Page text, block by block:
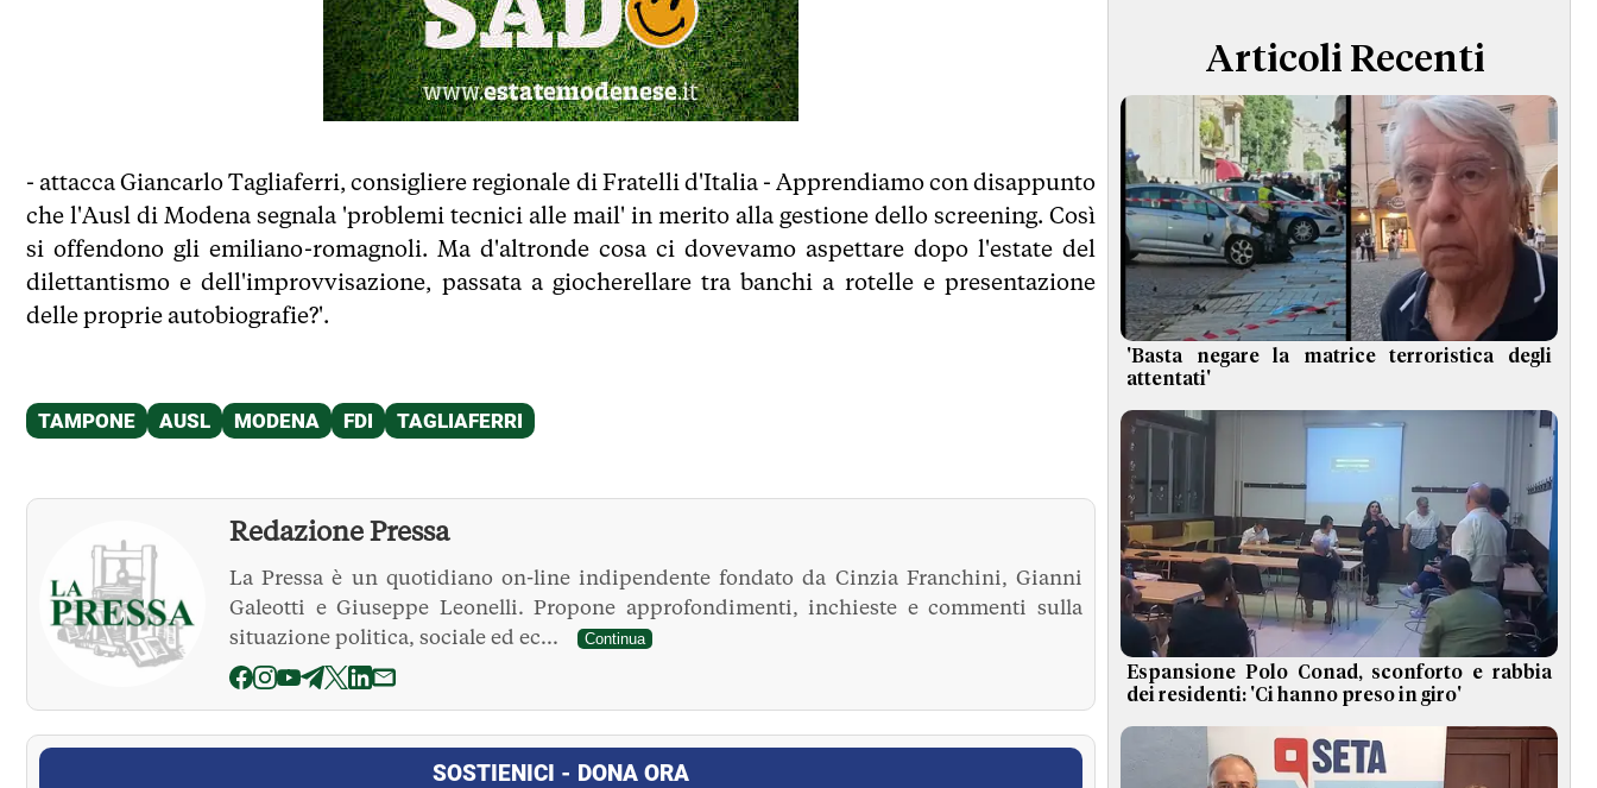
- attacca Giancarlo Tagliaferri, consigliere regionale di Fratelli d'Italia - Apprendiamo con disappunto
che l'Ausl di Modena segnala 'problemi tecnici alle mail' in merito alla gestione dello screening. Così
si offendono gli emiliano-romagnoli. Ma d'altronde cosa ci dovevamo aspettare dopo l'estate del
dilettantismo e dell'improvvisazione, passata a giocherellare tra banchi a rotelle e presentazione
delle proprie autobiografie?'.
Redazione Pressa
La Pressa è un quotidiano on-line indipendente fondato da Cinzia Franchini, Gianni
Galeotti e Giuseppe Leonelli. Propone approfondimenti, inchieste e commenti sulla
situazione politica, sociale ed ec...
Continua
La Pressa
SOSTIENICI - DONA ORA
Articoli Recenti
'Basta negare la matrice terroristica degli
attentati'
Espansione Polo Conad, sconforto e rabbia
dei residenti: 'Ci hanno preso in giro'